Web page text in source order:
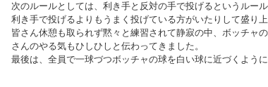
次のルールとしては、利き手と反対の手で投げるというルール
利き手で投げるよりもうまく投げている方がいたりして盛り
皆さん休憩も取られず黙々と練習されて静寂の中、ボッチャ
さんのやる気もひしひしと伝わってきました。
最後は、全員で一球づつボッチャの球を白い球に近づくように